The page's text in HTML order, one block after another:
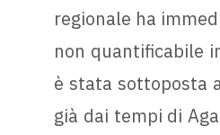
regionale ha
non quantificabile
è stata sottoposta
già dai tempi di